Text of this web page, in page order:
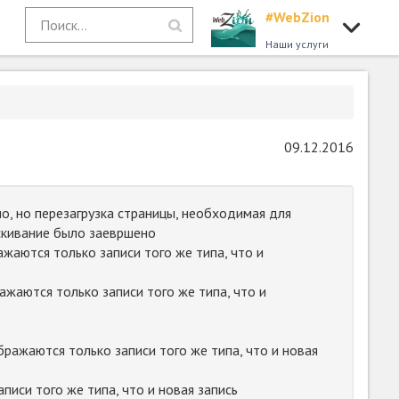
#WebZion
Наши услуги
09.12.2016
но перезагрузка страницы, необходимая для
было заевршено
только записи того же типа, что и
только записи того же типа, что и
только записи того же типа, что и новая
того же типа, что и новая запись